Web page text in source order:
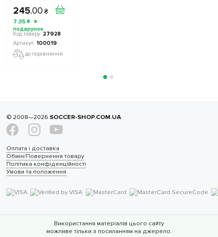
жовтий
245.00 ₴
7.35 ₴
27928
100019
до порівняння
© 2008—2026 SOCCER-SHOP.COM.UA
Оплата і доставка
Обмін/Повернення товару
Політика конфіденційності
Умови та положення
Використання матеріалів цього сайту
можливе тільки з посиланням на джерело.